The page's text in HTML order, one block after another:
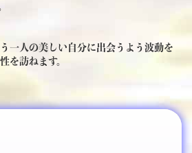
一人の美しい自分に出会うよう波動を
を訪ねます。